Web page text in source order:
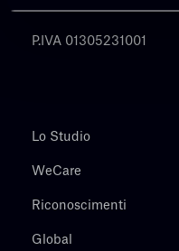
Chiomenti
P.IVA 01305231001
Lo Studio
WeCare
Riconoscimenti
Global